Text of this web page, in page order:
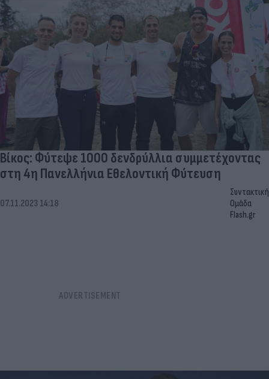
Βίκος: Φύτεψε 1000 δενδρύλλια συμμετέχοντας
στη 4η Πανελλήνια Εθελοντική Φύτευση
07.11.2023 14:18
Συντακτική
Ομάδα
Flash.gr